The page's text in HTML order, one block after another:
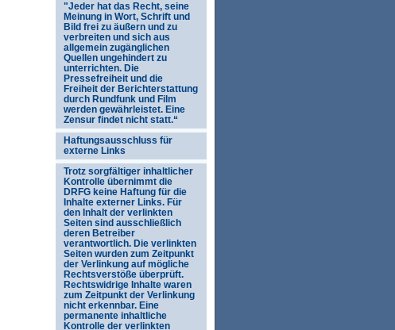
"Jeder hat das Recht, seine
Meinung in Wort, Schrift und
Bild frei zu äußern und zu
verbreiten und sich aus
allgemein zugänglichen
Quellen ungehindert zu
unterrichten. Die
Pressefreiheit und die
Freiheit der Berichterstattung
durch Rundfunk und Film
werden gewährleistet. Eine
Zensur findet nicht statt.“
Haftungsausschluss für
externe Links
Trotz sorgfältiger inhaltlicher
Kontrolle übernimmt die
DRFG keine Haftung für die
Inhalte externer Links. Für
den Inhalt der verlinkten
Seiten sind ausschließlich
deren Betreiber
verantwortlich. Die verlinkten
Seiten wurden zum Zeitpunkt
der Verlinkung auf mögliche
Rechtsverstöße überprüft.
Rechtswidrige Inhalte waren
zum Zeitpunkt der Verlinkung
nicht erkennbar. Eine
permanente inhaltliche
Kontrolle der verlinkten